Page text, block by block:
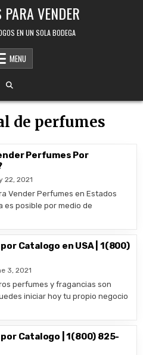
PARA VENDER
EN UN SOLA BODEGA
MENU
de perfumes
Perfumes Por
22, 2021
Vender Perfumes en Estados
es posible por medio de
Catalogo en USA | 1(800)
3, 2021
perfumes y fragancias son
iniciar hoy tu propio negocio
Catalogo | 1(800) 825-